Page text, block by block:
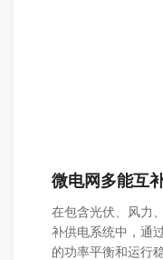
微电网多能互
在包含光伏、风力
补供电系统中，通
的功率平衡和运行